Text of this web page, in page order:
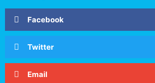
Facebook
Twitter
Email